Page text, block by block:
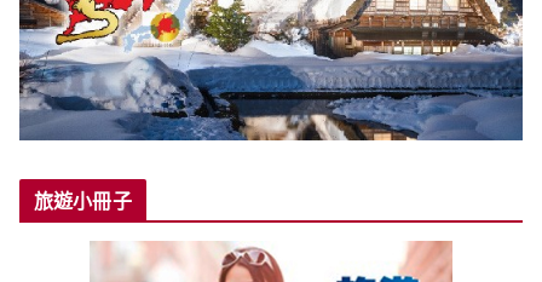
旅遊小冊子